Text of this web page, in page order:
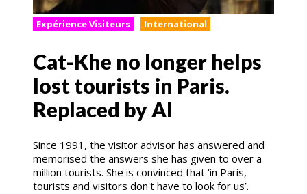
Expérience Visiteurs International
Cat-Khe no longer helps
lost tourists in Paris.
Replaced by AI
Since 1991, the visitor advisor has answered and
memorised the answers she has given to over a
million tourists. She is convinced that ‘in Paris,
tourists and visitors don't have to look for us’.